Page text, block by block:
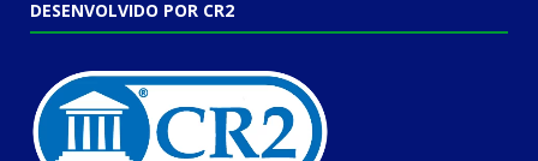
DESENVOLVIDO POR CR2